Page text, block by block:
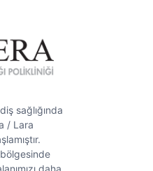
sağlığında
/ Lara
bölgesinde
daha